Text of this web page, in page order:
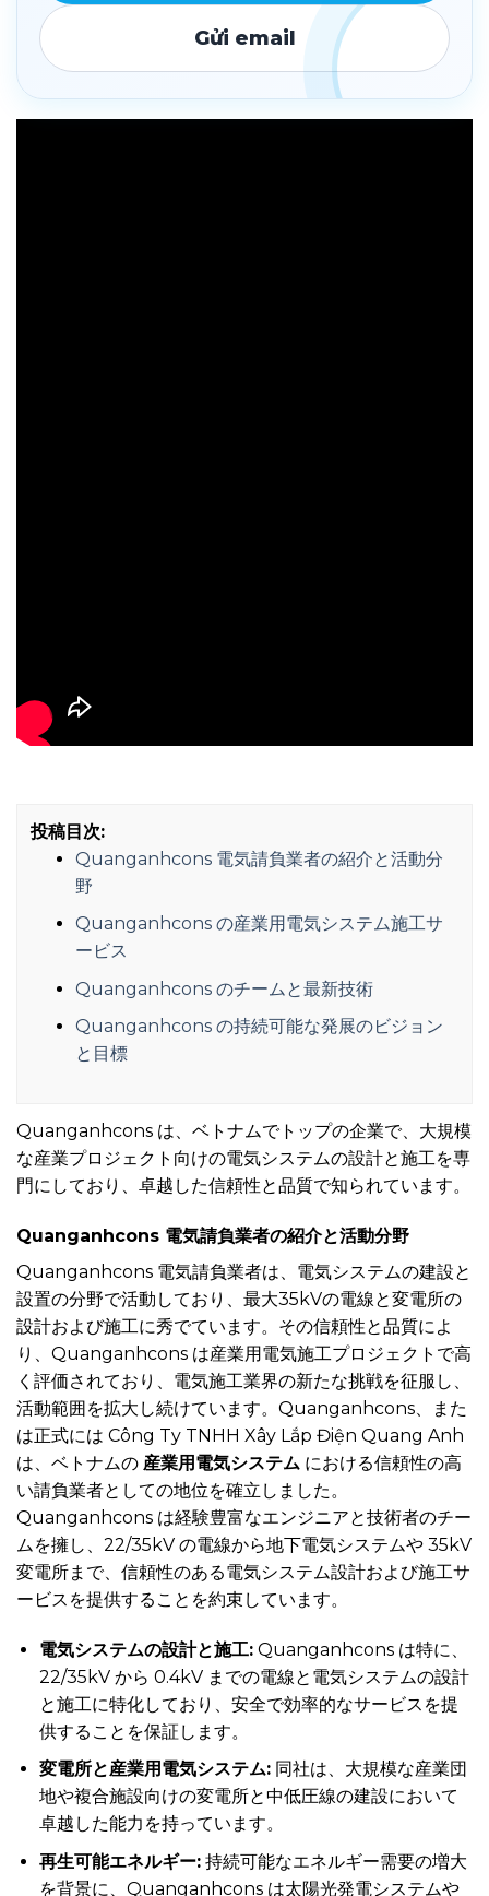
Gửi email
投稿目次:
Quanganhcons 電気請負業者の紹介と活動分
野
Quanganhcons の産業用電気システム施工サ
ービス
Quanganhcons のチームと最新技術
Quanganhcons の持続可能な発展のビジョン
と目標
Quanganhcons は、ベトナムでトップの企業で、大規模
な産業プロジェクト向けの電気システムの設計と施工を専
門にしており、卓越した信頼性と品質で知られています。
Quanganhcons 電気請負業者の紹介と活動分野
Quanganhcons 電気請負業者は、電気システムの建設と
設置の分野で活動しており、最大35kVの電線と変電所の
設計および施工に秀でています。その信頼性と品質によ
り、Quanganhcons は産業用電気施工プロジェクトで高
く評価されており、電気施工業界の新たな挑戦を征服し、
活動範囲を拡大し続けています。Quanganhcons、また
は正式には Công Ty TNHH Xây Lắp Điện Quang Anh
は、ベトナムの 産業用電気システム における信頼性の高
い請負業者としての地位を確立しました。
Quanganhcons は経験豊富なエンジニアと技術者のチー
ムを擁し、22/35kV の電線から地下電気システムや 35kV
変電所まで、信頼性のある電気システム設計および施工サ
ービスを提供することを約束しています。
電気システムの設計と施工:Quanganhcons は特に、
22/35kV から 0.4kV までの電線と電気システムの設計
と施工に特化しており、安全で効率的なサービスを提
供することを保証します。
変電所と産業用電気システム:同社は、大規模な産業団
地や複合施設向けの変電所と中低圧線の建設において
卓越した能力を持っています。
再生可能エネルギー:持続可能なエネルギー需要の増大
を背景に、Quanganhcons は太陽光発電システムや